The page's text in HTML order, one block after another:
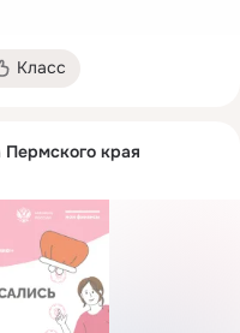
Класс
Пермского края